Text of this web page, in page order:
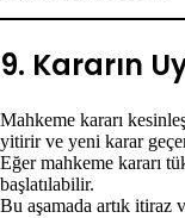
9. Kararın
Mahkeme kararı
yitirir ve yeni karar
Eğer mahkeme kararı
başlatılabilir.
Bu aşamada artık itiraz